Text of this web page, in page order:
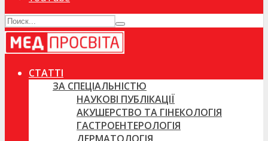
СТАТТІ
ЗА СПЕЦІАЛЬНІСТЮ
НАУКОВІ ПУБЛІКАЦІЇ
АКУШЕРСТВО ТА ГІНЕКОЛОГІЯ
ГАСТРОЕНТЕРОЛОГІЯ
ДЕРМАТОЛОГІЯ